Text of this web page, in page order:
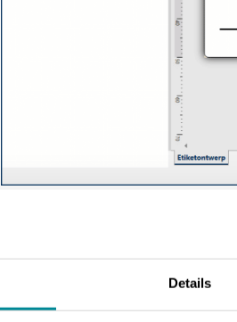
Details
3.Voor- en
Wil je dat het oplopende nummer